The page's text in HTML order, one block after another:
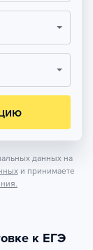
данных на
и принимаете
к ЕГЭ